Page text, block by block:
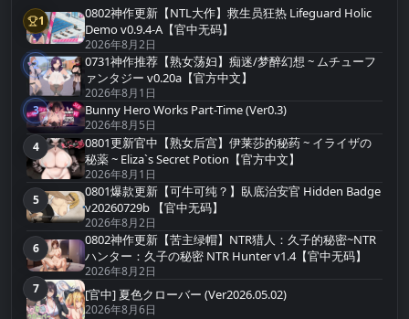
第1名
1
0802神作更新【NTL大作】救生员狂热 Lifeguard Holic
Demo v0.9.4-A【官中无码】
2026年8月2日
第2名
2
0731神作推荐【熟女荡妇】痴迷/梦醉幻想 ~ ムチューフ
ァンタジー v0.20a【官方中文】
2026年8月1日
第3名
3 Bunny Hero Works Part-Time (Ver0.3)
2026年8月5日
第4名
4
0801更新官中【熟女后宫】伊莱莎的秘药 ~ イライザの
秘薬 ~ Eliza`s Secret Potion【官方中文】
2026年8月1日
第5名
5
0801爆款更新【可牛可纯？】臥底治安官 Hidden Badge
v20260729b 【官中无码】
2026年8月2日
第6名
6
0802神作更新【苦主绿帽】NTR猎人：久子的秘密~NTR
ハンター：久子の秘密 NTR Hunter v1.4【官中无码】
2026年8月2日
第7名
7 [官中] 夏色クローバー (Ver2026.05.02)
2026年8月6日